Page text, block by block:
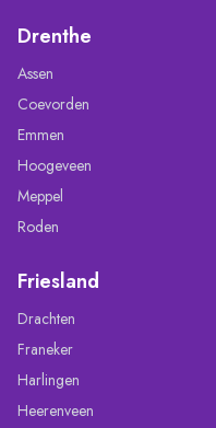
Drenthe
Assen
Coevorden
Emmen
Hoogeveen
Meppel
Roden
Friesland
Drachten
Franeker
Harlingen
Heerenveen